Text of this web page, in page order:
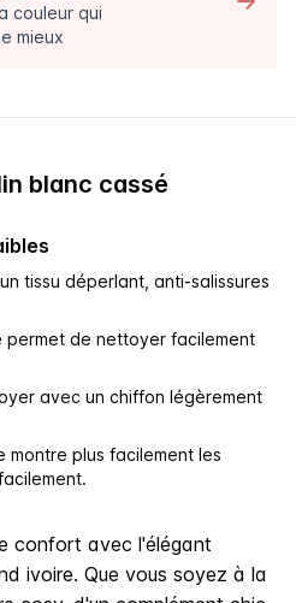
couleur qui
mieux
blanc cassé
tissu déperlant, anti-salissures
permet de nettoyer facilement
avec un chiffon légèrement
montre plus facilement les
confort avec l'élégant
ivoire. Que vous soyez à la